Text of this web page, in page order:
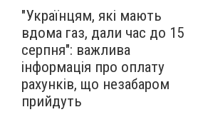
"Українцям, які мають
вдома газ, дали час до 15
серпня": важлива
інформація про оплату
рахунків, що незабаром
прийдуть